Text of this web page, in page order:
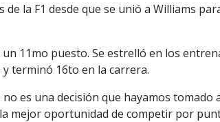
la F1 desde que se unió a Williams
11mo puesto. Se estrelló en los
terminó 16to en la carrera.
es una decisión que hayamos tomado
mejor oportunidad de competir por